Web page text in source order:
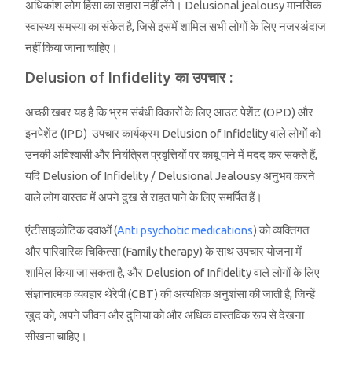
अधिकांश लोग हिंसा का सहारा नहीं लेंगे। Delusional jealousy मानसिक
स्वास्थ्य समस्या का संकेत है, जिसे इसमें शामिल सभी लोगों के लिए नजरअंदाज
नहीं किया जाना चाहिए।
Delusion of Infidelity का उपचार :
अच्छी खबर यह है कि भ्रम संबंधी विकारों के लिए आउट पेशेंट (OPD) और
इनपेशेंट (IPD) उपचार कार्यक्रम Delusion of Infidelity वाले लोगों को
उनकी अविश्वासी और नियंत्रित प्रवृत्तियों पर काबू पाने में मदद कर सकते हैं,
यदि Delusion of Infidelity / Delusional Jealousy अनुभव करने
वाले लोग वास्तव में अपने दुख से राहत पाने के लिए समर्पित हैं।
एंटीसाइकोटिक दवाओं (Anti psychotic medications) को व्यक्तिगत
और पारिवारिक चिकित्सा (Family therapy) के साथ उपचार योजना में
शामिल किया जा सकता है, और Delusion of Infidelity वाले लोगों के लिए
संज्ञानात्मक व्यवहार थेरेपी (CBT) की अत्यधिक अनुशंसा की जाती है, जिन्हें
खुद को, अपने जीवन और दुनिया को और अधिक वास्तविक रूप से देखना
सीखना चाहिए।